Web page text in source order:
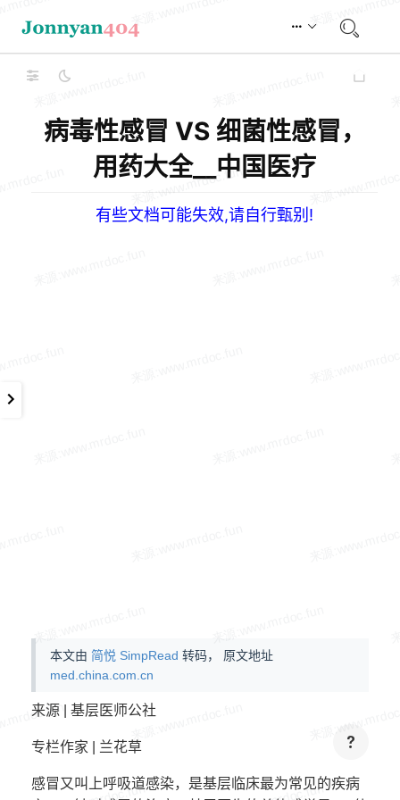
病毒性感冒 VS 细菌性感冒，
用药大全__中国医疗
有些文档可能失效,请自行甄别!
本文由 简悦 SimpRead 转码， 原文地址
med.china.com.cn
来源 | 基层医师公社
专栏作家 | 兰花草
感冒又叫上呼吸道感染，是基层临床最为常见的疾病